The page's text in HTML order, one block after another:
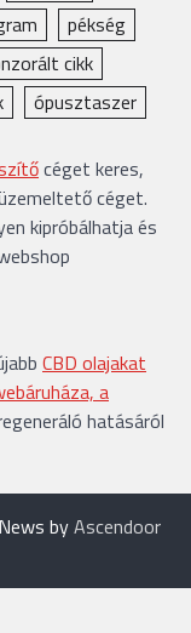
pékség
cikk
ópusztaszer
céget keres,
céget.
kipróbálhatja és
CBD olajakat
a
hatásáról
byAscendoor